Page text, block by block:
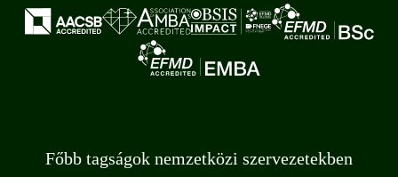
Főbb tagságok nemzetközi szervezetekben